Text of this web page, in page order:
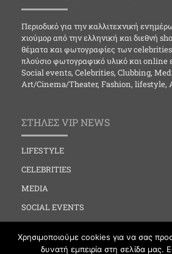
Περιοδικό για την καλλιτεχνική
χιούμορ από την ελληνική και διεθνή
θέματα και φωτογραφίες των
πλούσιο φωτογραφικό υλικό και online
Social events, Celebrities, Clubbing,
Art/Cinema/Theater, Fashion, lifestyle,
ΣΤΗΛΕΣ VIP NEWS
LIFESTYLE
CELEBRITIES
MEDIA
SOCIAL EVENTS
FASHION
Χρησιμοποιούμε cookies για να σας
δυνατή εμπειρία στη σελίδα μας.